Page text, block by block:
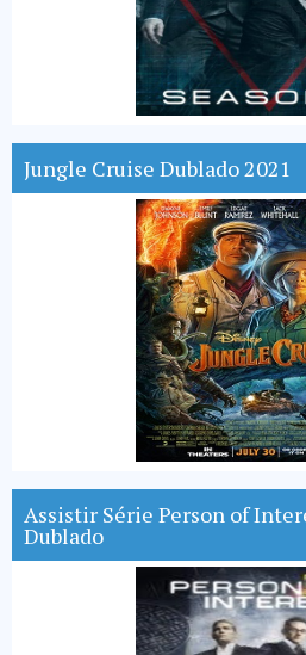
Jungle Cruise Dublado 2021
Assistir Série Person of
Dublado